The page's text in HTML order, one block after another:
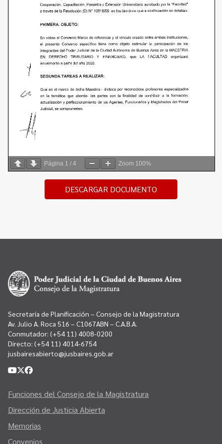
Página 1 / 4 Zoom 100%
DESCARGAR DOCUMENTO
Secretaría de Planificación – Consejo de la Magistratura
Av. Julio A. Roca 516 – C1067ABN – C.A.B.A.
Conmutador: (+54 11) 4008-0200
Directo: (+54 11) 4014-6754
jusbairesabierto@jusbaires.gob.ar
Funciones del Consejo de la Magistratura
Dirección de Justicia Abierta
Memorias
Convenios